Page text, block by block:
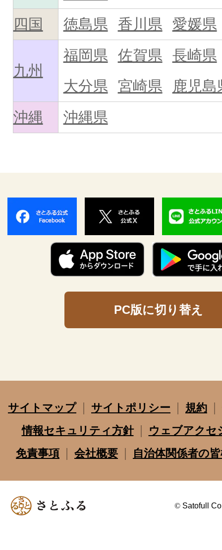
四国
徳島県 香川県 愛媛県
九州
福岡県 佐賀県 長崎県
大分県
宮崎県
鹿児島
沖縄
沖縄県
PC版に切り替え
サイトマップ サイトポリシー
規約
情報セキュリティ方針
ウェブアクセ
免責事項
会社概要 自治体関係者の
© Satofull